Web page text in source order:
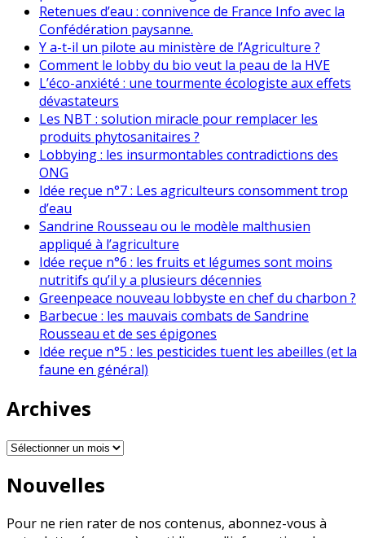
Retenues d’eau : connivence de France Info avec la
Confédération paysanne.
Y a-t-il un pilote au ministère de l’Agriculture ?
Comment le lobby du bio veut la peau de la HVE
L’éco-anxiété : une tourmente écologiste aux effets
dévastateurs
Les NBT : solution miracle pour remplacer les
produits phytosanitaires ?
Lobbying : les insurmontables contradictions des
ONG
Idée reçue n°7 : Les agriculteurs consomment trop
d’eau
Sandrine Rousseau ou le modèle malthusien
appliqué à l’agriculture
Idée reçue n°6 : les fruits et légumes sont moins
nutritifs qu’il y a plusieurs décennies
Greenpeace nouveau lobbyste en chef du charbon ?
Barbecue : les mauvais combats de Sandrine
Rousseau et de ses épigones
Idée reçue n°5 : les pesticides tuent les abeilles (et la
faune en général)
Archives
Archives
Nouvelles
Pour ne rien rater de nos contenus, abonnez-vous à